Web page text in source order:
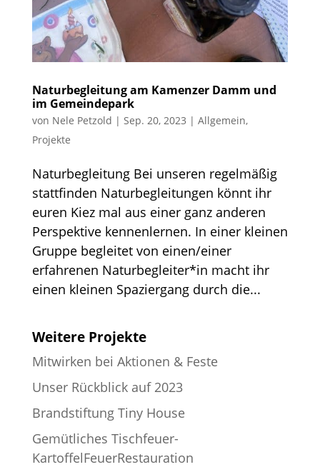
Naturbegleitung am Kamenzer Damm und
im Gemeindepark
von Nele Petzold | Sep. 20, 2023 | Allgemein,
Projekte
Naturbegleitung Bei unseren regelmäßig
stattfinden Naturbegleitungen könnt ihr
euren Kiez mal aus einer ganz anderen
Perspektive kennenlernen. In einer kleinen
Gruppe begleitet von einen/einer
erfahrenen Naturbegleiter*in macht ihr
einen kleinen Spaziergang durch die...
Weitere Projekte
Mitwirken bei Aktionen & Feste
Unser Rückblick auf 2023
Brandstiftung Tiny House
Gemütliches Tischfeuer-
KartoffelFeuerRestauration